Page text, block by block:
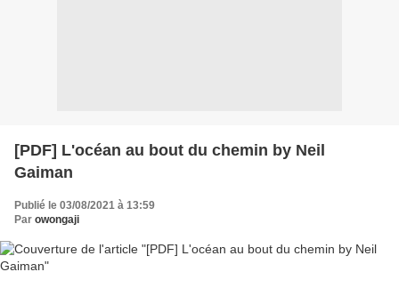
[PDF] L'océan au bout du chemin by Neil
Gaiman
Publié le 03/08/2021 à 13:59
Par owongaji